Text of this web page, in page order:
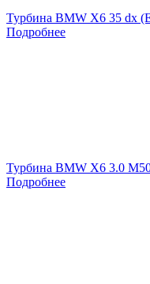
Турбина BMW X6 35 dx
Подробнее
Турбина BMW X6 3.0
Подробнее